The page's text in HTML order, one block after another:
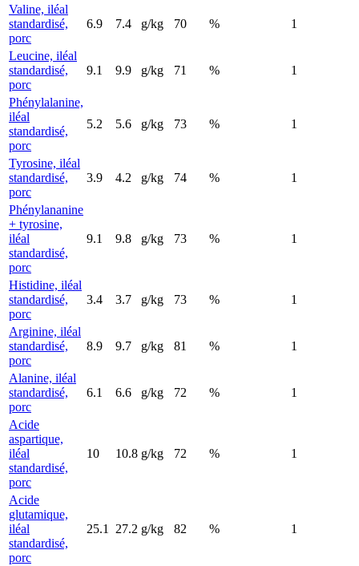
Valine, iléal
standardisé,
porc
6.9 7.4 g/kg 70 % 1
Leucine, iléal
standardisé,
porc
9.1 9.9 g/kg 71 % 1
Phénylalanine,
iléal
standardisé,
porc
5.2 5.6 g/kg 73 % 1
Tyrosine, iléal
standardisé,
porc
3.9 4.2 g/kg 74 % 1
Phénylananine
+ tyrosine,
iléal
standardisé,
porc
9.1 9.8 g/kg 73 % 1
Histidine, iléal
standardisé,
porc
3.4 3.7 g/kg 73 % 1
Arginine, iléal
standardisé,
porc
8.9 9.7 g/kg 81 % 1
Alanine, iléal
standardisé,
porc
6.1 6.6 g/kg 72 % 1
Acide
aspartique,
iléal
standardisé,
porc
10 10.8 g/kg 72 % 1
Acide
glutamique,
iléal
standardisé,
porc
25.1 27.2 g/kg 82 % 1